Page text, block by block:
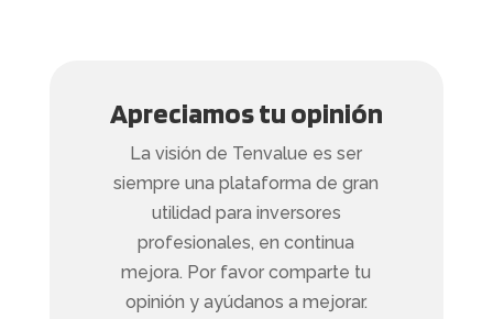
Apreciamos tu opinión
La visión de Tenvalue es ser
siempre una plataforma de gran
utilidad para inversores
profesionales, en continua
mejora. Por favor comparte tu
opinión y ayúdanos a mejorar.